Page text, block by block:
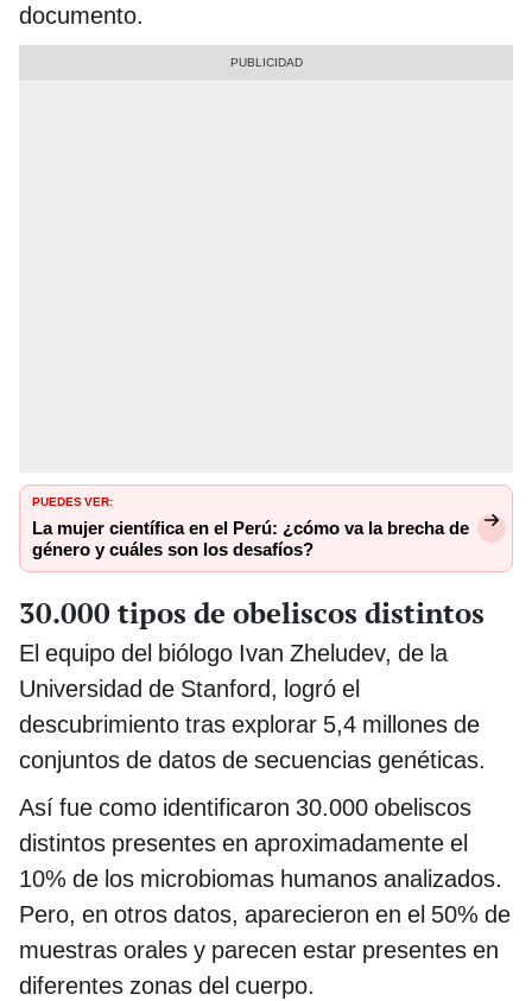
documento.
PUEDES VER:
La mujer científica en el Perú: ¿cómo va la brecha de
género y cuáles son los desafíos?
30.000 tipos de obeliscos distintos
El equipo del biólogo Ivan Zheludev, de la
Universidad de Stanford, logró el
descubrimiento tras explorar 5,4 millones de
conjuntos de datos de secuencias genéticas.
Así fue como identificaron 30.000 obeliscos
distintos presentes en aproximadamente el
10% de los microbiomas humanos analizados.
Pero, en otros datos, aparecieron en el 50% de
muestras orales y parecen estar presentes en
diferentes zonas del cuerpo.